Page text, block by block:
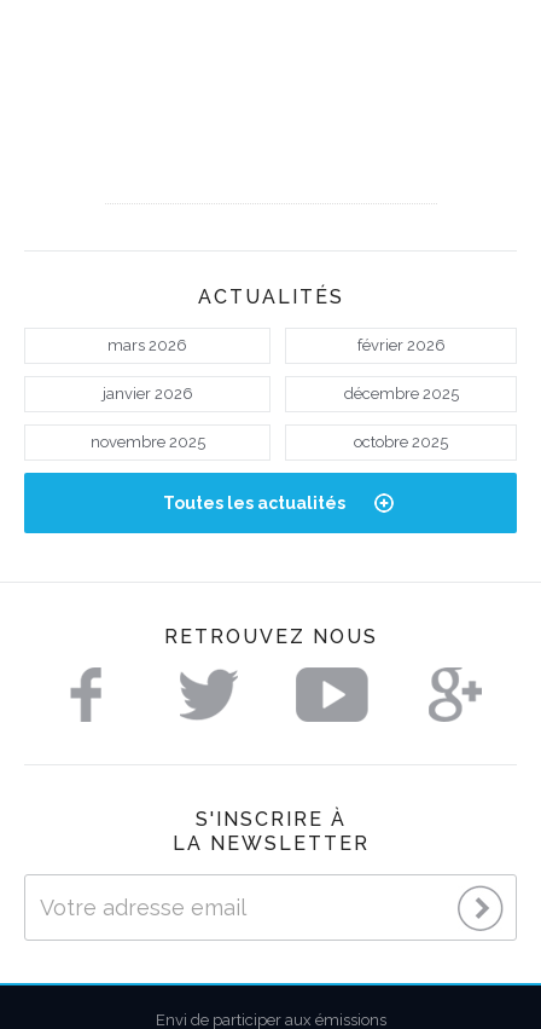
ACTUALITÉS
mars 2026 février 2026
janvier 2026 décembre 2025
novembre 2025 octobre 2025
Toutes les actualités
RETROUVEZ NOUS
S'INSCRIRE À
LA NEWSLETTER
Envi de participer aux émissions